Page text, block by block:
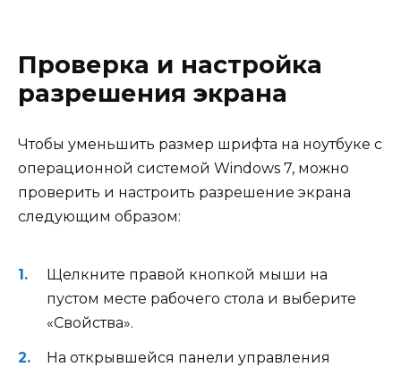
Проверка и настройка
разрешения экрана
Чтобы уменьшить размер шрифта на ноутбуке с
операционной системой Windows 7, можно
проверить и настроить разрешение экрана
следующим образом:
Щелкните правой кнопкой мыши на
пустом месте рабочего стола и выберите
«Свойства».
На открывшейся панели управления